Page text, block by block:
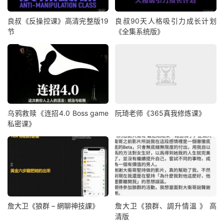
良叔《反操控课》高清完整版19
节
良叔90天人格吸引力成长计划
《全集系统版》
乌鸦救赎《连招4.0 Boss game
私密课》
阮琦老师《365真我修炼课》
詹大卫《狼群 – 網聊神技課》
詹大卫《狼群、調升情‬溫 》 高
清版